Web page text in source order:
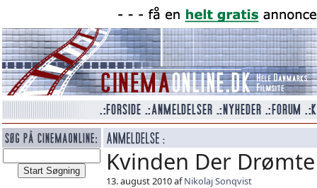
Kvinden Der
13. august 2010 afNikolaj Sonqvist